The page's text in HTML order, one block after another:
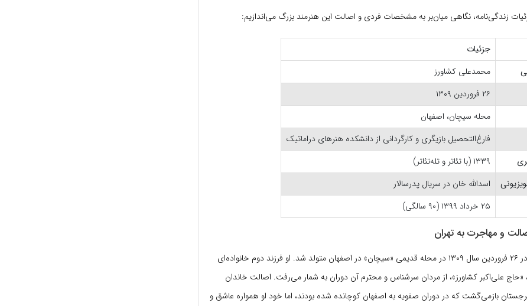
زندگی‌نامه، نگاهی میان‌بر به مشخصات فردی و اصالت این هنرمند بزرگ می‌اندازیم:
جزئیات
محمدعلی کشاورز
۲۶ فروردین ۱۳۰۹
محله سیچان، اصفهان
فارغ‌التحصیل بازیگری و کارگردانی از دانشکده هنرهای دراماتیک
۱۳۳۹ (با تئاتر و تله‌تئاتر)
اسدالله خان در سریال پدرسالار
۲۵ خرداد ۱۳۹۹ (۹۰ سالگی)
و مهاجرت به تهران
در ۲۶ فروردین سال ۱۳۰۹ در محله قدیمی «سیچان» در اصفهان متولد شد. او فرزند دوم خانواده‌ای
علی‌اکبر کشاورز»، از مردان سرشناس و محترم آن دوران به شمار می‌رفت. اصالت خاندان
بازمی‌گشت که در دوران صفویه به اصفهان کوچانده شده بودند، اما خود او همواره عاشق و